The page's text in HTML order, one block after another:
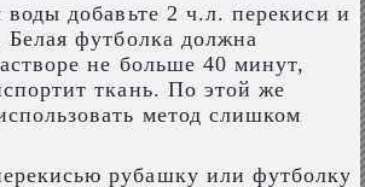
добавьте 2 ч.л. перекиси и
Белая футболка должна
не больше 40 минут,
ткань. По этой же
метод слишком